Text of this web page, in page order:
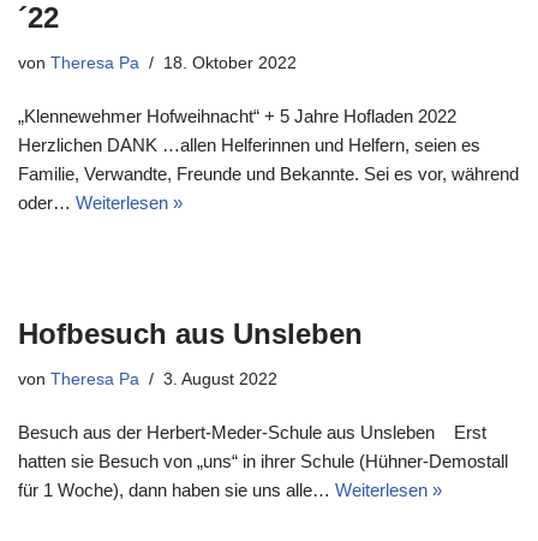
´22
von Theresa Pa 18. Oktober 2022
„Klennewehmer Hofweihnacht“ + 5 Jahre Hofladen 2022
Herzlichen DANK …allen Helferinnen und Helfern, seien es
Familie, Verwandte, Freunde und Bekannte. Sei es vor, während
oder… Weiterlesen »
Hofbesuch aus Unsleben
von Theresa Pa 3. August 2022
Besuch aus der Herbert-Meder-Schule aus Unsleben Erst
hatten sie Besuch von „uns“ in ihrer Schule (Hühner-Demostall
für 1 Woche), dann haben sie uns alle… Weiterlesen »